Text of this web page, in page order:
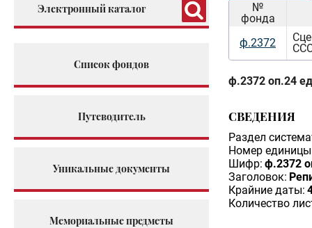
Электронный каталог
Список фондов
Путеводитель
Уникальные документы
Мемориальные предметы
№
фонда
ф.2372
ф.2372 оп.24
СВЕДЕНИЯ
Раздел
Номер единицы
Шифр: ф.2372
Заголовок:
Крайние даты:
Количество